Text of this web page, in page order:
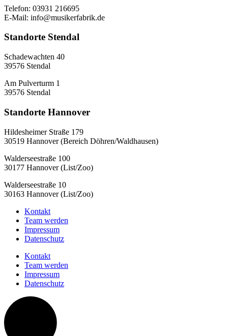
Telefon: 03931 216695
E-Mail: info@musikerfabrik.de
Standorte Stendal
Schadewachten 40
39576 Stendal
Am Pulverturm 1
39576 Stendal
Standorte Hannover
Hildesheimer Straße 179
30519 Hannover (Bereich Döhren/Waldhausen)
Walderseestraße 100
30177 Hannover (List/Zoo)
Walderseestraße 10
30163 Hannover (List/Zoo)
Kontakt
Team werden
Impressum
Datenschutz
Kontakt
Team werden
Impressum
Datenschutz